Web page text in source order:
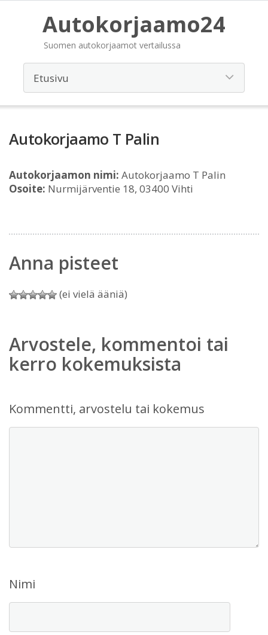
Autokorjaamo24
Suomen autokorjaamot vertailussa
Autokorjaamo T Palin
Autokorjaamon nimi: Autokorjaamo T Palin
Osoite: Nurmijärventie 18, 03400 Vihti
Anna pisteet
(ei vielä ääniä)
Arvostele, kommentoi tai
kerro kokemuksista
Kommentti, arvostelu tai kokemus
Nimi